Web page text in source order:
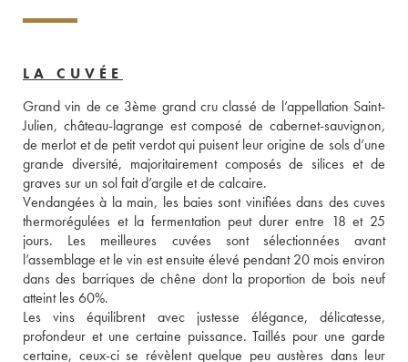
LA CUVÉE
Grand vin de ce 3ème grand cru classé de l’appellation Saint-
Julien, château-lagrange est composé de cabernet-sauvignon,
de merlot et de petit verdot qui puisent leur origine de sols d’une
grande diversité, majoritairement composés de silices et de
graves sur un sol fait d’argile et de calcaire.
Vendangées à la main, les baies sont vinifiées dans des cuves
thermorégulées et la fermentation peut durer entre 18 et 25
jours. Les meilleures cuvées sont sélectionnées avant
l’assemblage et le vin est ensuite élevé pendant 20 mois environ
dans des barriques de chêne dont la proportion de bois neuf
atteint les 60%.
Les vins équilibrent avec justesse élégance, délicatesse,
profondeur et une certaine puissance. Taillés pour une garde
certaine, ceux-ci se révèlent quelque peu austères dans leur